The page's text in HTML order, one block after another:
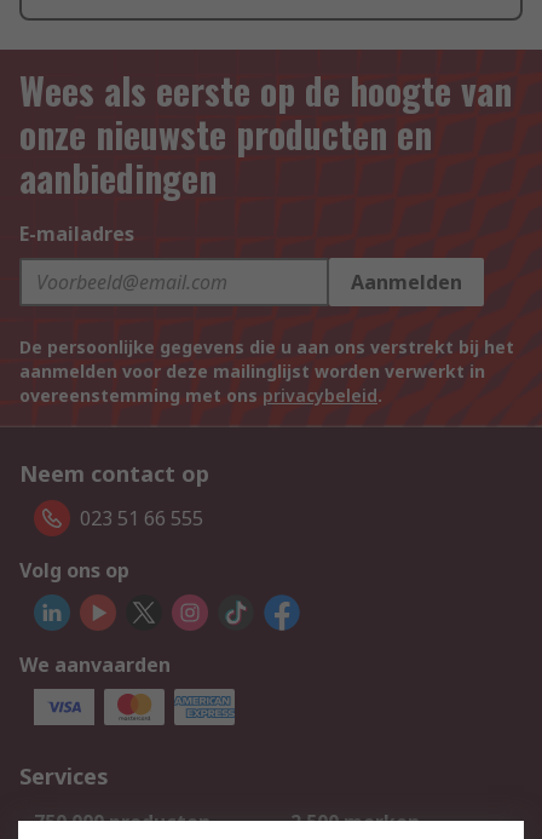
Wees als eerste op de hoogte van
onze nieuwste producten en
aanbiedingen
E-mailadres
Aanmelden
De persoonlijke gegevens die u aan ons verstrekt bij het
aanmelden voor deze mailinglijst worden verwerkt in
overeenstemming met ons privacybeleid.
Neem contact op
023 51 66 555
Volg ons op
We aanvaarden
Services
750.000 producten
2.500 merken